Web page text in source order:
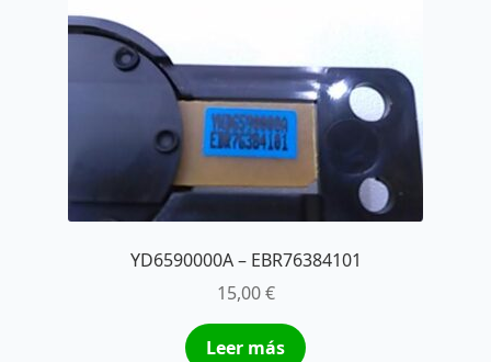
YD6590000A – EBR76384101
15,00€
Leer más